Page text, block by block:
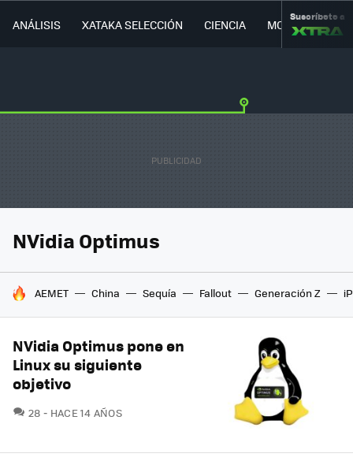
ANÁLISIS XATAKA SELECCIÓN CIENCIA MOVILIDAD
Suscríbete a
NVidia Optimus
HOY SE HABLA DE
AEMET China Sequía Fallout Generación Z
NVidia Optimus pone en
Linux su siguiente
objetivo
28 COMENTARIOS
HACE 14 AÑOS